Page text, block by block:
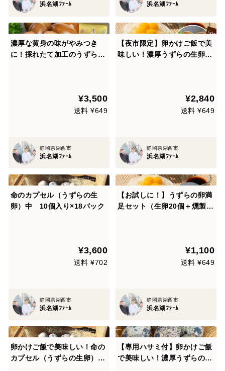
浜名湖ﾌｧｰﾑ 浜名湖ﾌｧｰﾑ
濃厚な黄身の味がやみつき
に！採れたて加工のうずらの
¥3,500
送料 ¥649
静岡県湖西市
浜名湖ﾌｧｰﾑ
【夜市限定】卵かけご飯で美
味しい！濃厚うずらの生卵40
¥2,840
送料 ¥649
静岡県湖西市
浜名湖ﾌｧｰﾑ
命のカプセル（うずらの生
卵）中 10個入り×18パック
¥3,600
送料 ¥702
静岡県湖西市
浜名湖ﾌｧｰﾑ
【お試しに！】うずらの卵満
足セット（生卵20個＋燻製う
¥1,100
送料 ¥649
静岡県湖西市
浜名湖ﾌｧｰﾑ
卵かけご飯で美味しい！命の
カプセル（うずらの生卵）卵
【専用ハサミ付】卵かけご飯
で美味しい！濃厚うずらの生